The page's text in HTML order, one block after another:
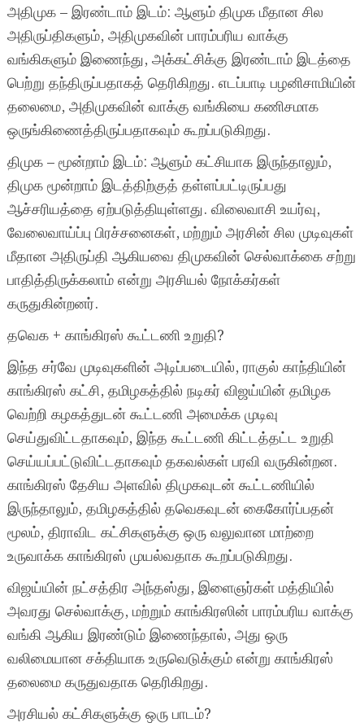
அதிமுக – இரண்டாம் இடம்: ஆளும் திமுக மீதான சில
அதிருப்திகளும், அதிமுகவின் பாரம்பரிய வாக்கு
வங்கிகளும் இணைந்து, அக்கட்சிக்கு இரண்டாம் இடத்தை
பெற்று தந்திருப்பதாகத் தெரிகிறது. எடப்பாடி பழனிசாமியின்
தலைமை, அதிமுகவின் வாக்கு வங்கியை கணிசமாக
ஒருங்கிணைத்திருப்பதாகவும் கூறப்படுகிறது.
திமுக – மூன்றாம் இடம்: ஆளும் கட்சியாக இருந்தாலும்,
திமுக மூன்றாம் இடத்திற்குத் தள்ளப்பட்டிருப்பது
ஆச்சரியத்தை ஏற்படுத்தியுள்ளது. விலைவாசி உயர்வு,
வேலைவாய்ப்பு பிரச்சனைகள், மற்றும் அரசின் சில முடிவுகள்
மீதான அதிருப்தி ஆகியவை திமுகவின் செல்வாக்கை சற்று
பாதித்திருக்கலாம் என்று அரசியல் நோக்கர்கள்
கருதுகின்றனர்.
தவெக + காங்கிரஸ் கூட்டணி உறுதி?
இந்த சர்வே முடிவுகளின் அடிப்படையில், ராகுல் காந்தியின்
காங்கிரஸ் கட்சி, தமிழகத்தில் நடிகர் விஜய்யின் தமிழக
வெற்றி கழகத்துடன் கூட்டணி அமைக்க முடிவு
செய்துவிட்டதாகவும், இந்த கூட்டணி கிட்டத்தட்ட உறுதி
செய்யப்பட்டுவிட்டதாகவும் தகவல்கள் பரவி வருகின்றன.
காங்கிரஸ் தேசிய அளவில் திமுகவுடன் கூட்டணியில்
இருந்தாலும், தமிழகத்தில் தவெகவுடன் கைகோர்ப்பதன்
மூலம், திராவிட கட்சிகளுக்கு ஒரு வலுவான மாற்றை
உருவாக்க காங்கிரஸ் முயல்வதாக கூறப்படுகிறது.
விஜய்யின் நட்சத்திர அந்தஸ்து, இளைஞர்கள் மத்தியில்
அவரது செல்வாக்கு, மற்றும் காங்கிரஸின் பாரம்பரிய வாக்கு
வங்கி ஆகிய இரண்டும் இணைந்தால், அது ஒரு
வலிமையான சக்தியாக உருவெடுக்கும் என்று காங்கிரஸ்
தலைமை கருதுவதாக தெரிகிறது.
அரசியல் கட்சிகளுக்கு ஒரு பாடம்?